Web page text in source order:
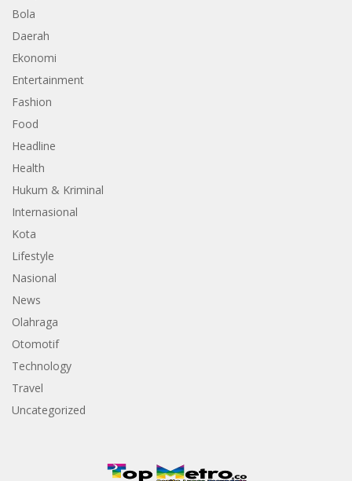
Bola
Daerah
Ekonomi
Entertainment
Fashion
Food
Headline
Health
Hukum & Kriminal
Internasional
Kota
Lifestyle
Nasional
News
Olahraga
Otomotif
Technology
Travel
Uncategorized